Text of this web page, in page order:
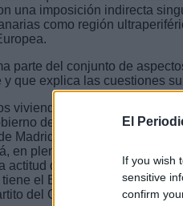
El
If you wish
sensitive
confirm
una imposición indirecta
como región
parte del conjunto de
que explica las cuestiones
viviendo con la llegada de la
de Canarias frente al
Madrid es la cancelación de
en plena crisis migratoria y,
actitud del Ejecutivo
el Ejecutivo estatal con
del Gobierno de Canarias,